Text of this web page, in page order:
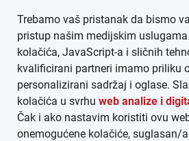
AGB
ARHIVA
Trebamo vaš pristanak da bismo
pristup našim medijskim
kolačića, JavaScript-a i sličnih
kvalificirani partneri imamo priliku
personalizirani sadržaj i oglase.
kolačića u svrhu web analize i
Čak i ako nastavim koristiti ovu
onemogućene kolačiće, suglasan/